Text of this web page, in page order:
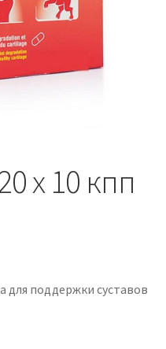
х 10 кпп
для поддержки суставов